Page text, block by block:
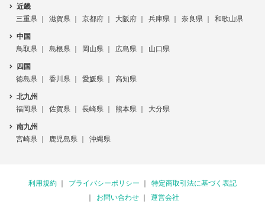
近畿
三重県
滋賀県 京都府 大阪府 兵庫県 奈良県 和歌山県
中国
鳥取県
島根県 岡山県 広島県 山口県
四国
徳島県
香川県 愛媛県 高知県
北九州
福岡県
佐賀県 長崎県 熊本県 大分県
南九州
宮崎県
鹿児島県 沖縄県
利用規約 プライバシーポリシー
特定商取引法に基づく表記
お問い合わせ
運営会社